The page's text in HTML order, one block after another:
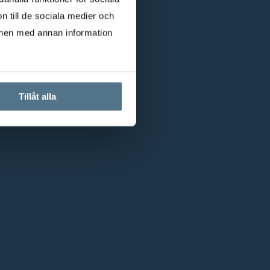
till de sociala medier och
med annan information
Tillåt alla